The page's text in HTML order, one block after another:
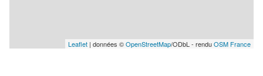
Leaflet | données ©OpenStreetMap/ODbL - renduOSM France